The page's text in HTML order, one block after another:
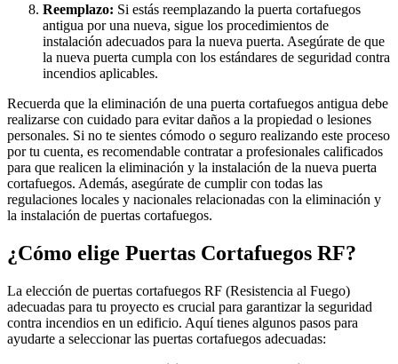
Reemplazo: Si estás reemplazando la puerta cortafuegos
antigua por una nueva, sigue los procedimientos de
instalación adecuados para la nueva puerta. Asegúrate de que
la nueva puerta cumpla con los estándares de seguridad contra
incendios aplicables.
Recuerda que la eliminación de una puerta cortafuegos antigua debe
realizarse con cuidado para evitar daños a la propiedad o lesiones
personales. Si no te sientes cómodo o seguro realizando este proceso
por tu cuenta, es recomendable contratar a profesionales calificados
para que realicen la eliminación y la instalación de la nueva puerta
cortafuegos. Además, asegúrate de cumplir con todas las
regulaciones locales y nacionales relacionadas con la eliminación y
la instalación de puertas cortafuegos.
¿Cómo elige Puertas Cortafuegos RF?
La elección de puertas cortafuegos RF (Resistencia al Fuego)
adecuadas para tu proyecto es crucial para garantizar la seguridad
contra incendios en un edificio. Aquí tienes algunos pasos para
ayudarte a seleccionar las puertas cortafuegos adecuadas: